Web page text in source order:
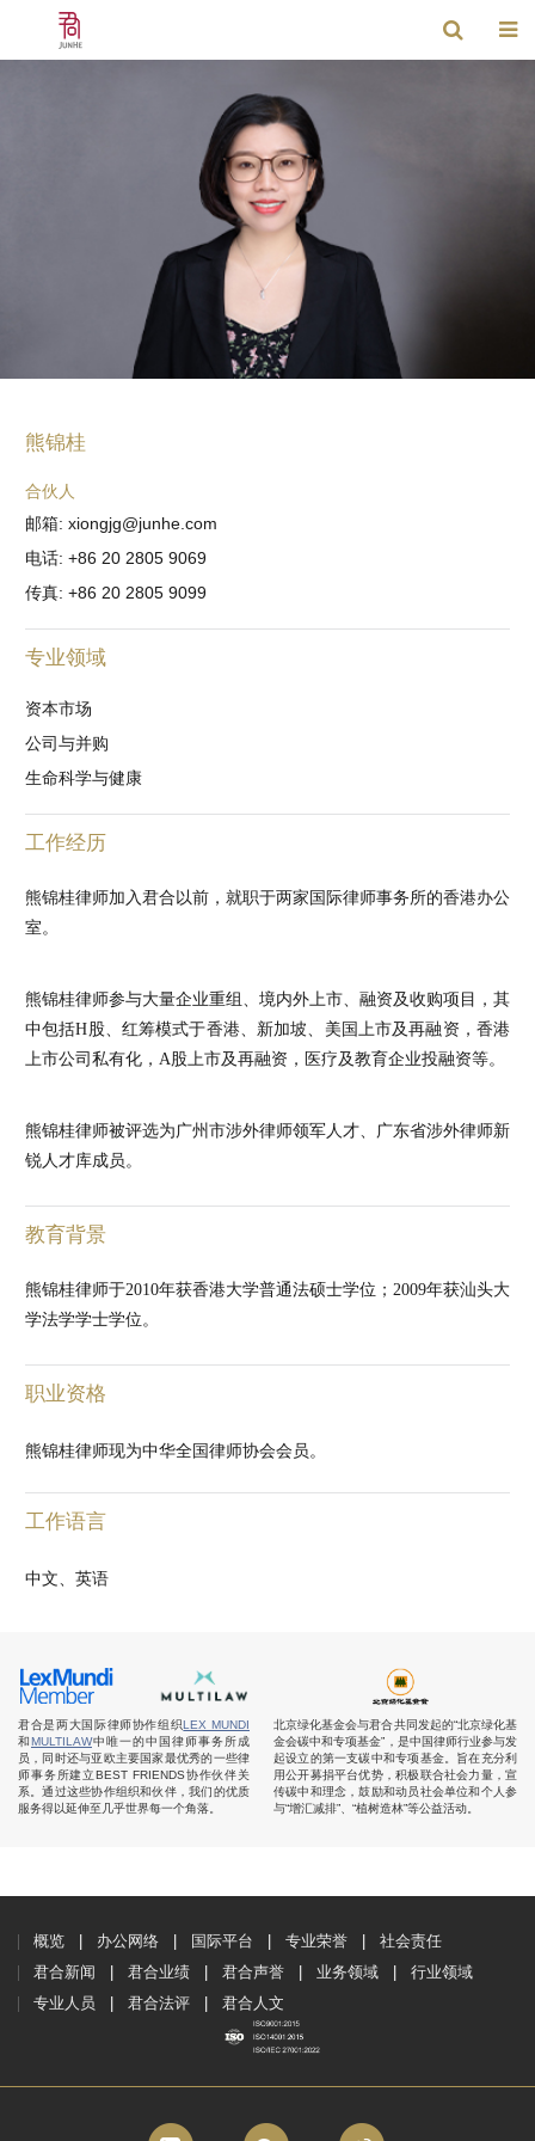
熊锦桂
合伙人
邮箱: xiongjg@junhe.com
电话: +86 20 2805 9069
传真: +86 20 2805 9099
专业领域
资本市场
公司与并购
生命科学与健康
工作经历
熊锦桂律师加入君合以前，就职于两家国际律师事务所的香港办公
室。
熊锦桂律师参与大量企业重组、境内外上市、融资及收购项目，其
中包括H股、红筹模式于香港、新加坡、美国上市及再融资，香港
上市公司私有化，A股上市及再融资，医疗及教育企业投融资等。
熊锦桂律师被评选为广州市涉外律师领军人才、广东省涉外律师新
锐人才库成员。
教育背景
熊锦桂律师于2010年获香港大学普通法硕士学位；2009年获汕头大
学法学学士学位。
职业资格
熊锦桂律师现为中华全国律师协会会员。
工作语言
中文、英语
君合是两大国际律师协作组织LEX MUNDI
和MULTILAW中唯一的中国律师事务所成
员，同时还与亚欧主要国家最优秀的一些律
师事务所建立BEST FRIENDS协作伙伴关
系。通过这些协作组织和伙伴，我们的优质
服务得以延伸至几乎世界每一个角落。
北京绿化基金会与君合共同发起的“北京绿化基
金会碳中和专项基金”，是中国律师行业参与发
起设立的第一支碳中和专项基金。旨在充分利
用公开募捐平台优势，积极联合社会力量，宣
传碳中和理念，鼓励和动员社会单位和个人参
与“增汇减排”、“植树造林”等公益活动。
概览 办公网络 国际平台 专业荣誉
社会责任
君合新闻
君合业绩 君合声誉 业务领域
行业领域
专业人员
君合法评 君合人文